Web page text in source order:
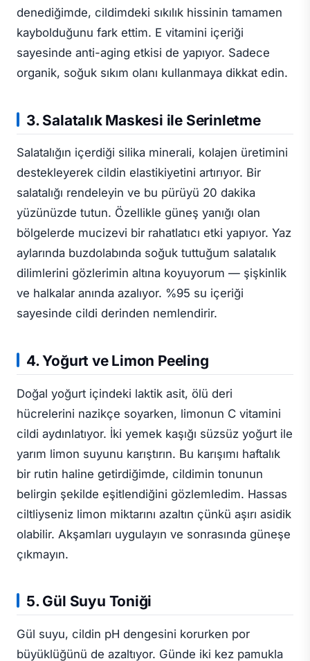
denediğimde, cildimdeki sıkılık hissinin tamamen
kaybolduğunu fark ettim. E vitamini içeriği
sayesinde anti-aging etkisi de yapıyor. Sadece
organik, soğuk sıkım olanı kullanmaya dikkat edin.
3. Salatalık Maskesi ile Serinletme
Salatalığın içerdiği silika minerali, kolajen üretimini
destekleyerek cildin elastikiyetini artırıyor. Bir
salatalığı rendeleyin ve bu pürüyü 20 dakika
yüzünüzde tutun. Özellikle güneş yanığı olan
bölgelerde mucizevi bir rahatlatıcı etki yapıyor. Yaz
aylarında buzdolabında soğuk tuttuğum salatalık
dilimlerini gözlerimin altına koyuyorum — şişkinlik
ve halkalar anında azalıyor. %95 su içeriği
sayesinde cildi derinden nemlendirir.
4. Yoğurt ve Limon Peeling
Doğal yoğurt içindeki laktik asit, ölü deri
hücrelerini nazikçe soyarken, limonun C vitamini
cildi aydınlatıyor. İki yemek kaşığı süzsüz yoğurt ile
yarım limon suyunu karıştırın. Bu karışımı haftalık
bir rutin haline getirdiğimde, cildimin tonunun
belirgin şekilde eşitlendiğini gözlemledim. Hassas
ciltliyseniz limon miktarını azaltın çünkü aşırı asidik
olabilir. Akşamları uygulayın ve sonrasında güneşe
çıkmayın.
5. Gül Suyu Toniği
Gül suyu, cildin pH dengesini korurken por
büyüklüğünü de azaltıyor. Günde iki kez pamukla